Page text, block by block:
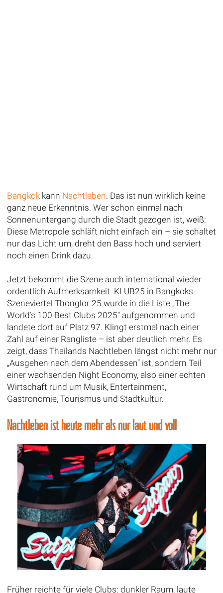
Bangkokkann Nachtleben. Das ist nun wirklich keine
ganz neue Erkenntnis. Wer schon einmal nach
Sonnenuntergang durch die Stadt gezogen ist, weiß:
Diese Metropole schläft nicht einfach ein – sie schaltet
nur das Licht um, dreht den Bass hoch und serviert
noch einen Drink dazu.
Jetzt bekommt die Szene auch international wieder
ordentlich Aufmerksamkeit: KLUB25 in Bangkoks
Szeneviertel Thonglor 25 wurde in die Liste „The
World’s 100 Best Clubs 2025“ aufgenommen und
landete dort auf Platz 97. Klingt erstmal nach einer
Zahl auf einer Rangliste – ist aber deutlich mehr. Es
zeigt, dass Thailands Nachtleben längst nicht mehr nur
„Ausgehen nach dem Abendessen“ ist, sondern Teil
einer wachsenden Night Economy, also einer echten
Wirtschaft rund um Musik, Entertainment,
Gastronomie, Tourismus und Stadtkultur.
Nachtleben ist heute mehr als nur laut und voll
Früher reichte für viele Clubs: dunkler Raum, laute